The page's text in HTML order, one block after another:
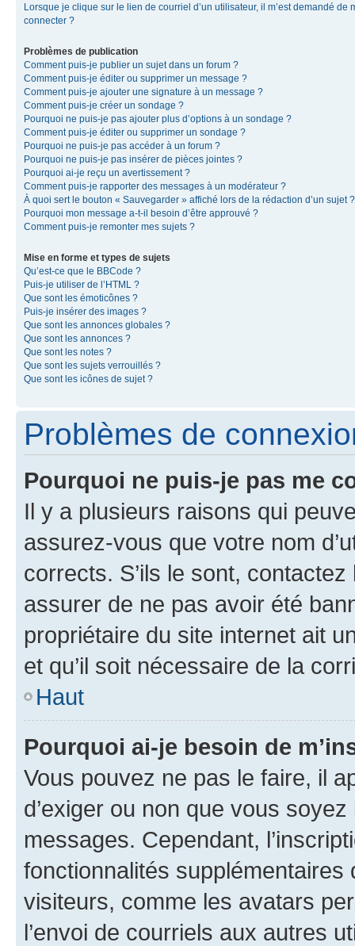
Lorsque je clique sur le lien de courriel d’un utilisateur, il m’est demandé de
connecter ?
Problèmes de publication
Comment puis-je publier un sujet dans un forum ?
Comment puis-je éditer ou supprimer un message ?
Comment puis-je ajouter une signature à un message ?
Comment puis-je créer un sondage ?
Pourquoi ne puis-je pas ajouter plus d’options à un sondage ?
Comment puis-je éditer ou supprimer un sondage ?
Pourquoi ne puis-je pas accéder à un forum ?
Pourquoi ne puis-je pas insérer de pièces jointes ?
Pourquoi ai-je reçu un avertissement ?
Comment puis-je rapporter des messages à un modérateur ?
À quoi sert le bouton « Sauvegarder » affiché lors de la rédaction d’un sujet ?
Pourquoi mon message a-t-il besoin d’être approuvé ?
Comment puis-je remonter mes sujets ?
Mise en forme et types de sujets
Qu’est-ce que le BBCode ?
Puis-je utiliser de l’HTML ?
Que sont les émoticônes ?
Puis-je insérer des images ?
Que sont les annonces globales ?
Que sont les annonces ?
Que sont les notes ?
Que sont les sujets verrouillés ?
Que sont les icônes de sujet ?
Problèmes de
Pourquoi ne puis-je pas me
Il y a plusieurs raisons qui
assurez-vous que votre nom
corrects. S’ils le sont,
assurer de ne pas avoir été
propriétaire du site internet ait
et qu’il soit nécessaire de la
Haut
Pourquoi ai-je besoin de
Vous pouvez ne pas le faire, il
d’exiger ou non que vous
messages. Cependant,
fonctionnalités
visiteurs, comme les avatars
l’envoi de courriels aux autres